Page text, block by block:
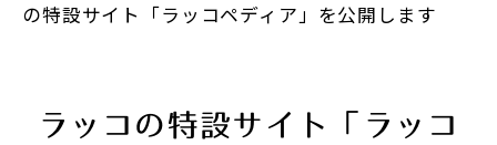
の特設サイト「ラッコペディア」を公開します
ラッコの特設サイト「ラッコ